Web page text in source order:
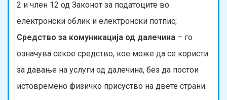
2 и член 12 од Законот за податоците во
електронски облик и електронски потпис;
Средство за комуникација од далечина – го
означува секое средство, кое може да се користи
за давање на услуги од далечина, без да постои
истовремено физичко присуство на двете страни.